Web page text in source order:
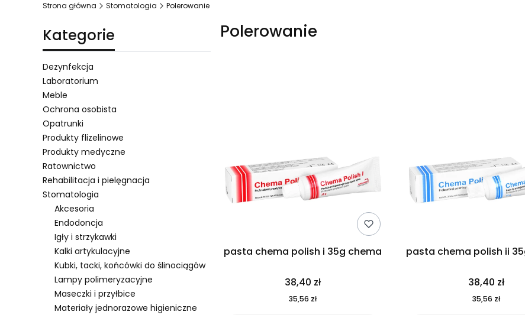
Strona główna Stomatologia Polerowanie
Kategorie
Dezynfekcja
Laboratorium
Meble
Ochrona osobista
Opatrunki
Produkty flizelinowe
Produkty medyczne
Ratownictwo
Rehabilitacja i pielęgnacja
Stomatologia
Akcesoria
Endodoncja
Igły i strzykawki
Kalki artykulacyjne
Kubki, tacki, końcówki do ślinociągów
Lampy polimeryzacyjne
Maseczki i przyłbice
Materiały jednorazowe higieniczne
Polerowanie
pasta chema polish i 35g chema
38,40 zł
35,56 zł
38,40 zł
35,56 zł